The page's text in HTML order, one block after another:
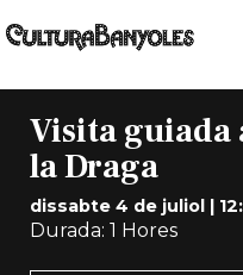
Visita guiada
la Draga
dissabte 4 de juliol|
Durada: 1 Hores